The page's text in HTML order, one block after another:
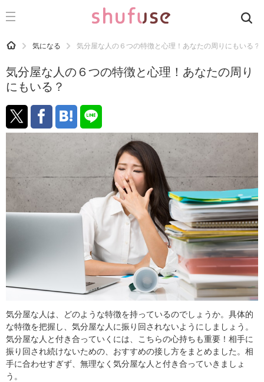
CATEGORY 記事カテゴリ
運気
洗濯
生活の知恵
マナー
趣味
HOME 気になる 気分屋な人の６つの特徴と心理！あなたの周りにもいる？
気分屋な人の６つの特徴と心理！あなたの周り
にもいる？
気分屋な人は、どのような特徴を持っているのでしょうか。具体的
な特徴を把握し、気分屋な人に振り回されないようにしましょう。
気分屋な人と付き合っていくには、こちらの心持ちも重要！相手に
振り回され続けないための、おすすめの接し方をまとめました。相
手に合わせすぎず、無理なく気分屋な人と付き合っていきましょ
う。